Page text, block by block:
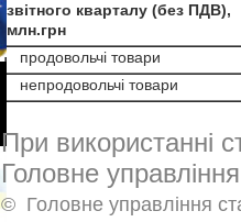
звітного кварталу (без ПДВ),
млн.грн
продовольчі товари
непродовольчі товари
При використанні
Головне
© Головне управління